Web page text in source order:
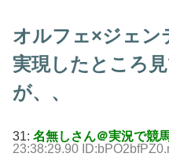
オルフェ×ジェン
実現したところ
が、、
31: 名無しさん＠実況で競
23:38:29.90